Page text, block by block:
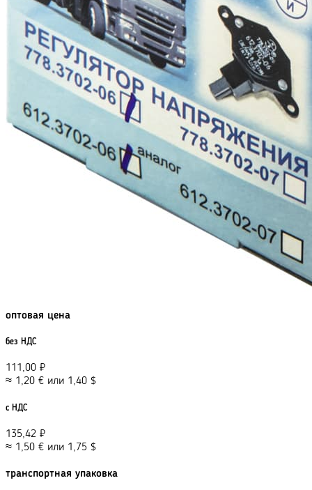
оптовая цена
без НДС
111,00 ₽
≈ 1,20 € или 1,40 $
с НДС
135,42 ₽
≈ 1,50 € или 1,75 $
транспортная упаковка